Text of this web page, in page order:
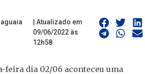
| Atualizado em
09/06/2022 às
12h58
dia 02/06 aconteceu uma